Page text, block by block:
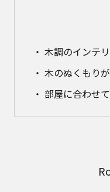
木調のインテ
木のぬくもり
部屋に合わせ